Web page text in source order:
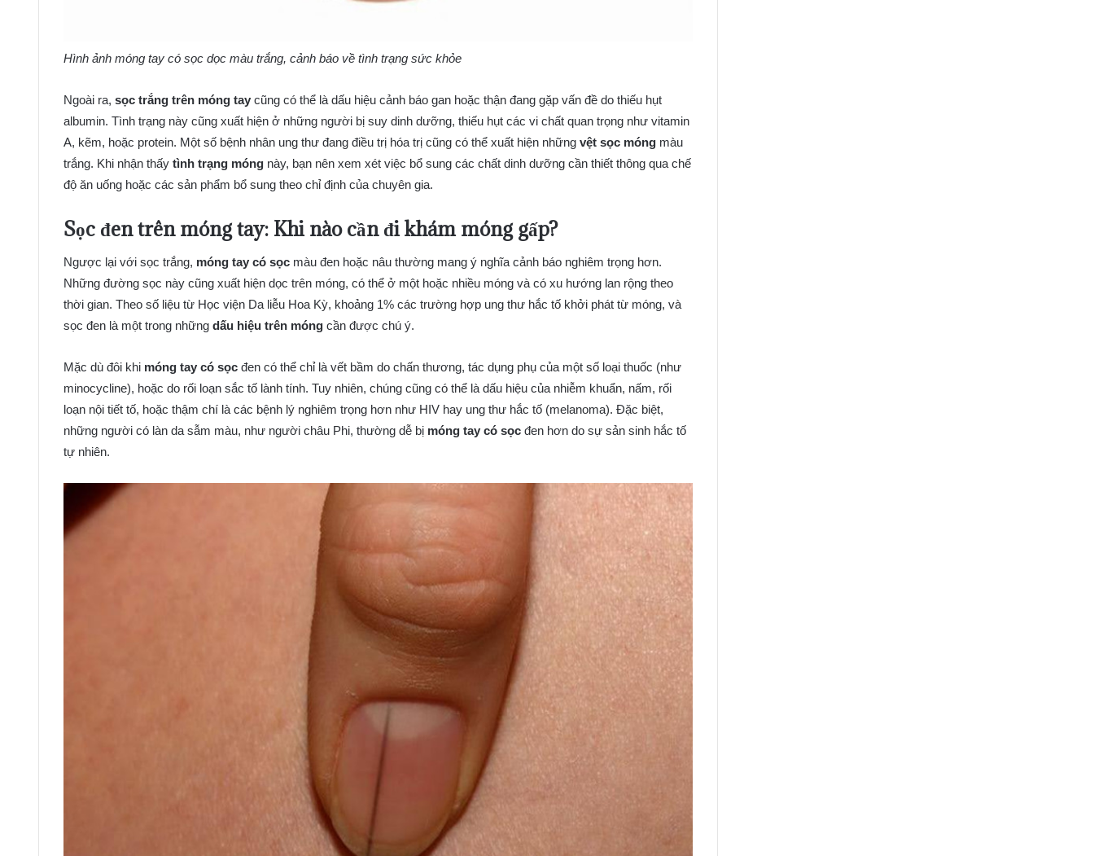
Hình ảnh móng tay có sọc dọc màu trắng, cảnh báo về tình trạng sức khỏe
Ngoài ra, sọc trắng trên móng tay cũng có thể là dấu hiệu cảnh báo gan hoặc thận đang gặp vấn đề do thiếu hụt
albumin. Tình trạng này cũng xuất hiện ở những người bị suy dinh dưỡng, thiếu hụt các vi chất quan trọng như vitamin
A, kẽm, hoặc protein. Một số bệnh nhân ung thư đang điều trị hóa trị cũng có thể xuất hiện những vệt sọc móng màu
trắng. Khi nhận thấy tình trạng móng này, bạn nên xem xét việc bổ sung các chất dinh dưỡng cần thiết thông qua chế
độ ăn uống hoặc các sản phẩm bổ sung theo chỉ định của chuyên gia.
Sọc đen trên móng tay: Khi nào cần đi khám móng gấp?
Ngược lại với sọc trắng, móng tay có sọc màu đen hoặc nâu thường mang ý nghĩa cảnh báo nghiêm trọng hơn.
Những đường sọc này cũng xuất hiện dọc trên móng, có thể ở một hoặc nhiều móng và có xu hướng lan rộng theo
thời gian. Theo số liệu từ Học viện Da liễu Hoa Kỳ, khoảng 1% các trường hợp ung thư hắc tố khởi phát từ móng, và
sọc đen là một trong những dấu hiệu trên móng cần được chú ý.
Mặc dù đôi khi móng tay có sọc đen có thể chỉ là vết bầm do chấn thương, tác dụng phụ của một số loại thuốc (như
minocycline), hoặc do rối loạn sắc tố lành tính. Tuy nhiên, chúng cũng có thể là dấu hiệu của nhiễm khuẩn, nấm, rối
loạn nội tiết tố, hoặc thậm chí là các bệnh lý nghiêm trọng hơn như HIV hay ung thư hắc tố (melanoma). Đặc biệt,
những người có làn da sẫm màu, như người châu Phi, thường dễ bị móng tay có sọc đen hơn do sự sản sinh hắc tố
tự nhiên.